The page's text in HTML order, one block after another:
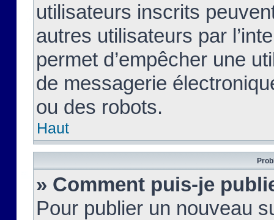
utilisateurs inscrits
autres utilisateurs par
permet d’empêcher une
de messagerie
ou des robots.
Haut
» Comment puis-je
Pour publier un nouveau